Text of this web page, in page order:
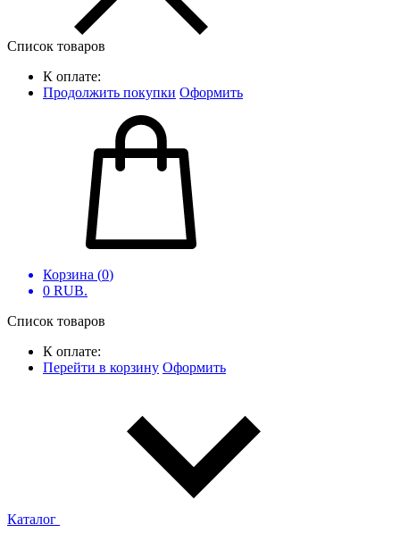
Список товаров
К оплате:
Продолжить покупки Оформить
Корзина (0)
0 RUB.
Список товаров
К оплате:
Перейти в корзину Оформить
Каталог